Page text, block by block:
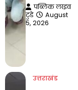
पब्लिक लाइव
टुडे
August
5, 2026
उत्तराखंड